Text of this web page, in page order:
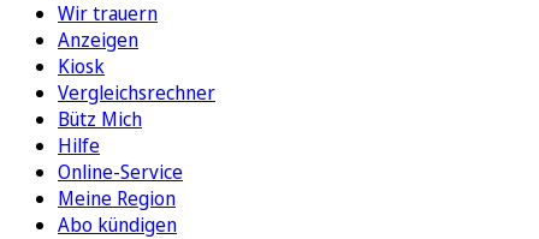
Wir trauern
Anzeigen
Kiosk
Vergleichsrechner
Bütz Mich
Hilfe
Online-Service
Meine Region
Abo kündigen